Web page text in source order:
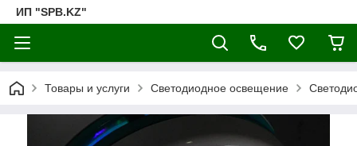
ИП "SPB.KZ"
Товары и услуги Светодиодное освещение